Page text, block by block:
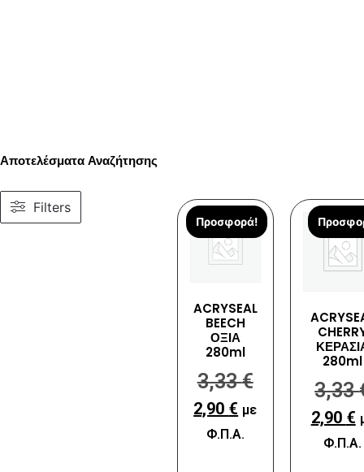
Αποτελέσματα Αναζήτησης
Filters
Προσφορά!
ACRYSEAL
BEECH
ΟΞΙΑ
280ml
3,33€
2,90 € με
Φ.Π.Α.
280ml
3,33
2,90 €
Φ.Π.Α.